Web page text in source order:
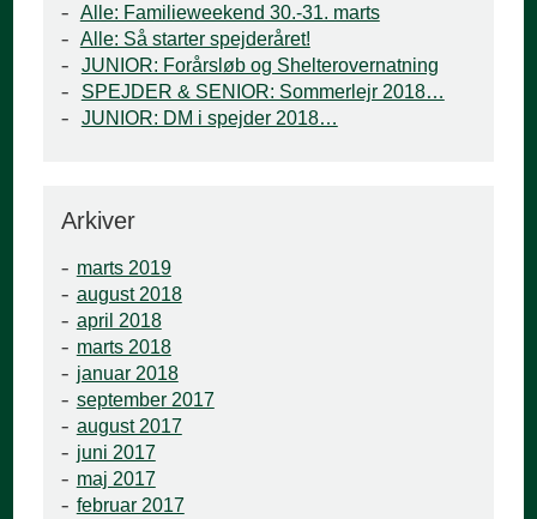
Alle: Familieweekend 30.-31. marts
Alle: Så starter spejderåret!
JUNIOR: Forårsløb og Shelterovernatning
SPEJDER & SENIOR: Sommerlejr 2018…
JUNIOR: DM i spejder 2018…
Arkiver
marts 2019
august 2018
april 2018
marts 2018
januar 2018
september 2017
august 2017
juni 2017
maj 2017
februar 2017